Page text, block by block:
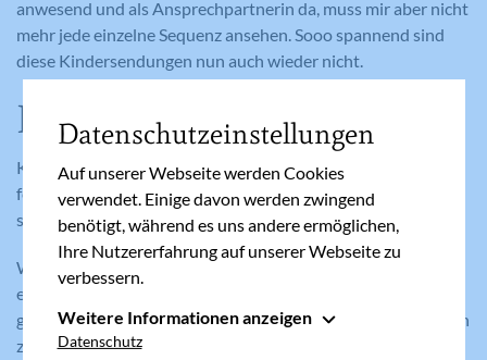
anwesend und als Ansprechpartnerin da, muss mir aber nicht
mehr jede einzelne Sequenz ansehen. Sooo spannend sind
diese Kindersendungen nun auch wieder nicht.
Dauer – möglichst kurz
Kinder unter drei Jahren sollten so gut wie gar nicht
fernsehen, ab drei Jahren etwa 30 Minuten am Tag und ab
sechs Jahren darf es etwa eine Stunde pro Tag sein.
Wenn man seine Kinder nach dem Fernsehen beobachtet,
erkennt man genau, ob sie zu lange vor der Mattscheibe
gesessen sind. Meine Beiden sind dann überdreht und neigen
zu aggressivem Verhalten, andere Kinder wiederum sind
Datenschutzeinstellungen
Auf unserer Webseite werden Cookies
verwendet. Einige davon werden zwingend
benötigt, während es uns andere ermöglichen,
Ihre Nutzererfahrung auf unserer Webseite zu
verbessern.
Essenziell
Weitere Informationen anzeigen
Datenschutz